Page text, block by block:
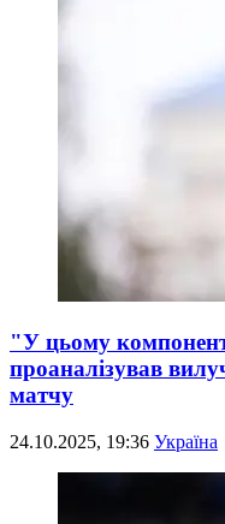
"У цьому
проаналізував
матчу
24.10.2025, 19:36 Україна